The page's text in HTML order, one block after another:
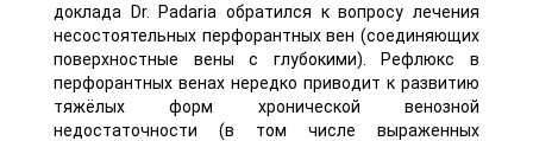
доклада Dr. Padaria обратился к вопросу лечения
несостоятельных перфорантных вен (соединяющих
поверхностные вены с глубокими). Рефлюкс в
перфорантных венах нередко приводит к развитию
тяжёлых форм хронической венозной
недостаточности (в том числе выраженных